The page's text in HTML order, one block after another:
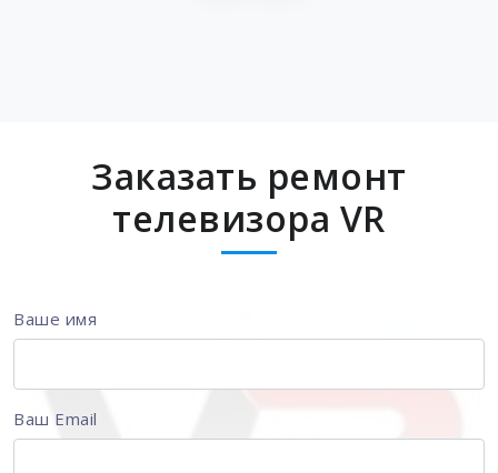
Заказать ремонт
телевизора VR
Ваше имя
Ваш Email